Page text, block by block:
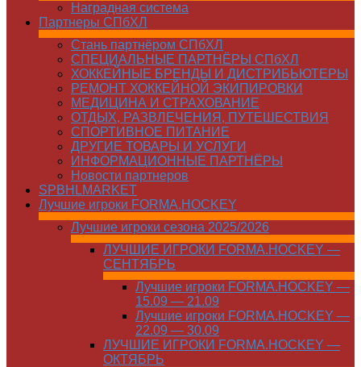
Наградная система
Партнеры СПбХЛ
Стань партнёром СПбХЛ
СПЕЦИАЛЬНЫЕ ПАРТНЁРЫ СПбХЛ
ХОККЕЙНЫЕ БРЕНДЫ И ДИСТРИБЬЮТЕРЫ
РЕМОНТ ХОККЕЙНОЙ ЭКИПИРОВКИ
МЕДИЦИНА И СТРАХОВАНИЕ
ОТДЫХ, РАЗВЛЕЧЕНИЯ, ПУТЕШЕСТВИЯ
СПОРТИВНОЕ ПИТАНИЕ
ДРУГИЕ ТОВАРЫ И УСЛУГИ
ИНФОРМАЦИОННЫЕ ПАРТНЁРЫ
Новости партнеров
SPBHLMARKET
Лучшие игроки FORMA.HOCKEY
Лучшие игроки сезона 2025/2026
ЛУЧШИЕ ИГРОКИ FORMA.HOCKEY —
СЕНТЯБРЬ
Лучшие игроки FORMA.HOCKEY —
15.09 — 21.09
Лучшие игроки FORMA.HOCKEY —
22.09 — 30.09
ЛУЧШИЕ ИГРОКИ FORMA.HOCKEY —
ОКТЯБРЬ